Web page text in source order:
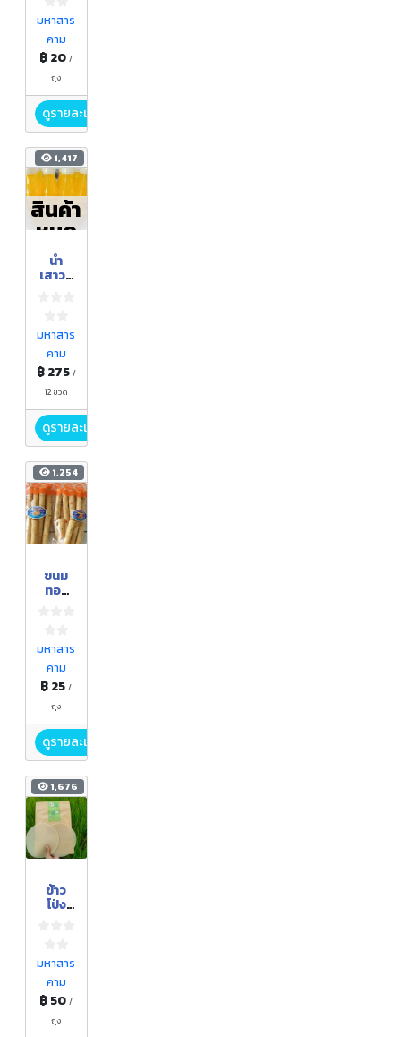
มหาสาร
คาม
฿ 20/
ถุง
ดูรายละเอียด
1,417
สินค้า
หมด
น้ำ
เสาวร
มหาสาร
คาม
฿ 275 /
12 ขวด
ดูรายละเอียด
1,254
ขนม
ทอง
มหาสาร
คาม
฿ 25/
ถุง
ดูรายละเอียด
1,676
ข้าว
โป่ง
มหาสาร
คาม
฿ 50/
ถุง